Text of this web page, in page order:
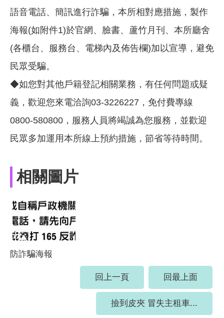
語音電話、簡訊進行詐騙，本所相對應措施，製作
海報(如附件1)於官網、臉書、蘆竹月刊、本所廳舍
(各櫃台、服務台、電梯內及佈告欄)加以宣導，避免
民眾受騙。
◆如您對其他戶籍登記相關業務，有任何問題或疑
義，歡迎您來電洽詢03-3226227，免付費專線
0800-580800，服務人員將竭誠為您服務，並歡迎
民眾多加運用本所線上預約措施，節省等待時間。
相關圖片
防詐騙海報
回上一頁 回最上面
撿到皮夾 冒失主租車...